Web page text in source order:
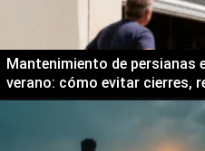
Mantenimiento de persianas
verano: cómo evitar cierres,